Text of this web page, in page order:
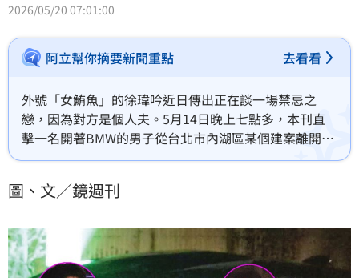
2026/05/20 07:01:00
阿立幫你摘要新聞重點 去看看
外號「女鮪魚」的徐瑋吟近日傳出正在談一場禁忌之
戀，因為對方是個人夫。5月14日晚上七點多，本刊直
擊一名開著BMW的男子從台北市內湖區某個建案離開，
然後過沒多久，徐瑋吟就牽著愛犬現身，人狗一同上車
圖、文／鏡週刊